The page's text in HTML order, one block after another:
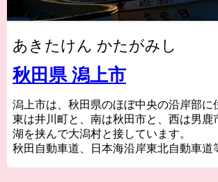
あきたけん かたがみし
秋田県 潟上市
潟上市は、秋田県のほぼ中央の沿岸部に
東は井川町と、南は秋田市と、西は男鹿
湖を挟んで大潟村と接しています。
秋田自動車道、日本海沿岸東北自動車道